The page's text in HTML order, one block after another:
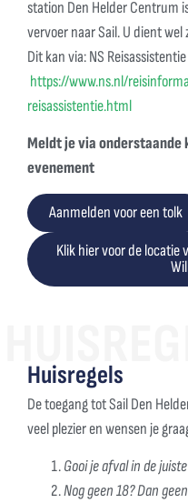
station Den Helder Centrum
vervoer naar Sail. U dient
Ditkan via: NS
https://www.ns.nl/
reisassistentie.html
Meldt je via onderstaande
evenement
Aanmelden voor een tolk
Klik hier voor de locatie
Huisregels
De toegang tot Sail Den
veel plezier en wensen je
Gooi je afval in de
Nog geen 18? Dan